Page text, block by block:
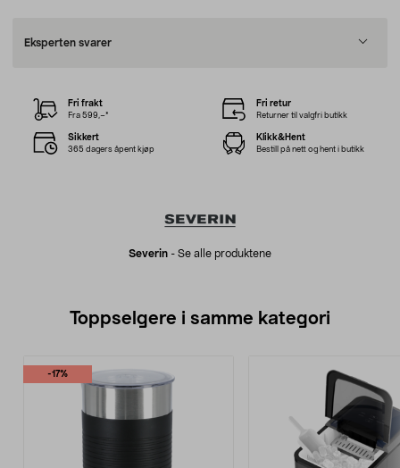
Eksperten svarer
Severin - Se alle produktene
Fri frakt
Fra 599,–*
Fri retur
Returner til valgfri butikk
Sikkert
365 dagers åpent kjøp
Klikk&Hent
Bestill på nett og hent i butikk
Toppselgere i samme kategori
-17%